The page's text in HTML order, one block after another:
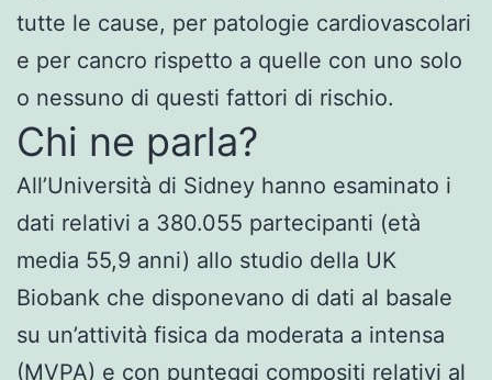
tutte le cause, per patologie cardiovascolari
e per cancro rispetto a quelle con uno solo
o nessuno di questi fattori di rischio.
Chi ne parla?
All’Università di Sidney hanno esaminato i
dati relativi a 380.055 partecipanti (età
media 55,9 anni) allo studio della UK
Biobank che disponevano di dati al basale
su un’attività fisica da moderata a intensa
(MVPA) e con punteggi compositi relativi al